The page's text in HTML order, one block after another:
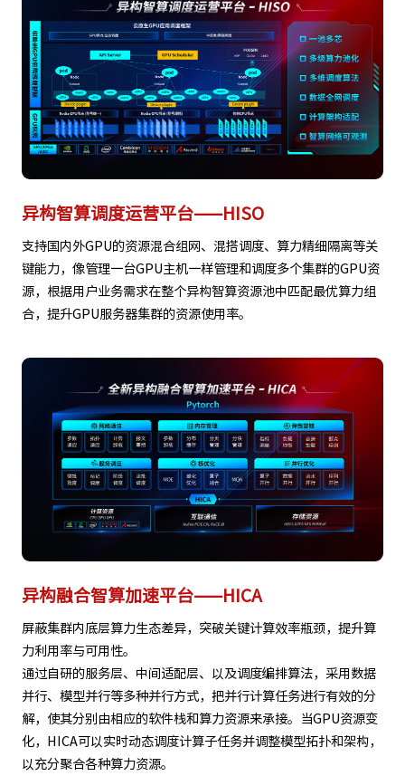
异构智算调度运营平台——HISO
支持国内外GPU的资源混合组网、混搭调度、算力精细隔离等关
键能力，像管理一台GPU主机一样管理和调度多个集群的GPU资
源，根据用户业务需求在整个异构智算资源池中匹配最优算力组
合，提升GPU服务器集群的资源使用率。
异构融合智算加速平台——HICA
屏蔽集群内底层算力生态差异，突破关键计算效率瓶颈，提升算
力利用率与可用性。
通过自研的服务层、中间适配层、以及调度编排算法，采用数据
并行、模型并行等多种并行方式，把并行计算任务进行有效的分
解，使其分别由相应的软件栈和算力资源来承接。当GPU资源变
化，HICA可以实时动态调度计算子任务并调整模型拓扑和架构，
以充分聚合各种算力资源。